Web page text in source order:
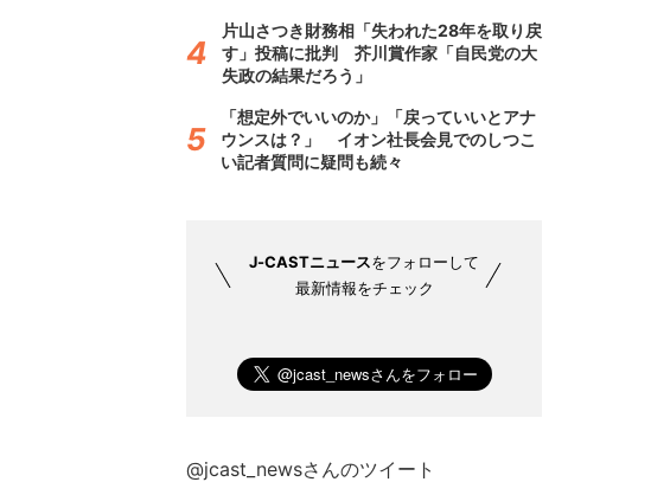
片山さつき財務相「失われた28年を取り戻
す」投稿に批判 芥川賞作家「自民党の大
失政の結果だろう」
「想定外でいいのか」「戻っていいとアナ
ウンスは？」 イオン社長会見でのしつこ
い記者質問に疑問も続々
J-CASTニュースをフォローして
最新情報をチェック
@jcast_newsさんのツイート